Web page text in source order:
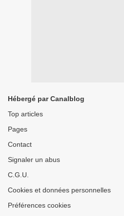
Hébergé par Canalblog
Top articles
Pages
Contact
Signaler un abus
C.G.U.
Cookies et données personnelles
Préférences cookies